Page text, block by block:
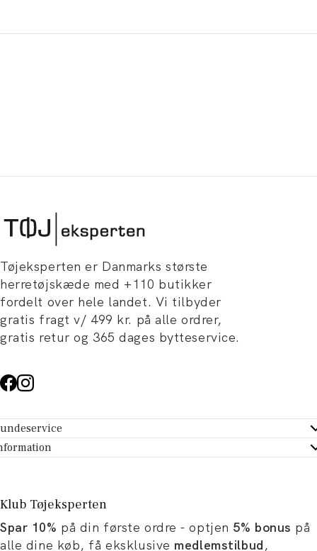
Tøjeksperten er Danmarks største
herretøjskæde med +110 butikker
fordelt over hele landet. Vi tilbyder
gratis fragt v/ 499 kr. på alle ordrer,
gratis retur og 365 dages bytteservice.
- Hjælpecenter
dit køb
Tøjeksperten
og artikler
Klub Tøjeksperten
Spar 10% på din første ordre - optjen 5% bonus på
alle dine køb, få eksklusive medlemstilbud,